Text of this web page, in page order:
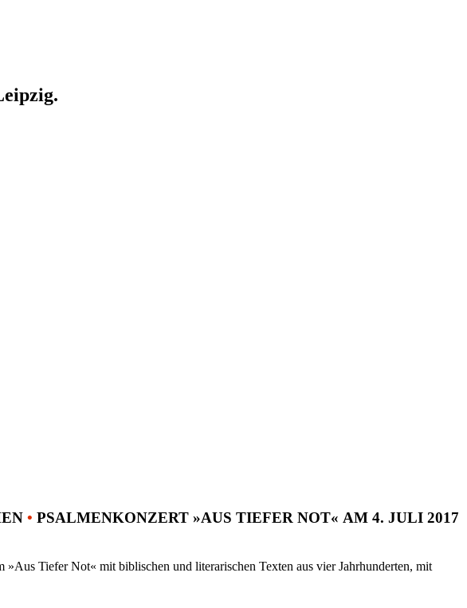
• PSALMENKONZERT »AUS TIEFER NOT« AM 4. JULI 2017
Tiefer Not« mit biblischen und literarischen Texten aus vier Jahrhunderten, mit